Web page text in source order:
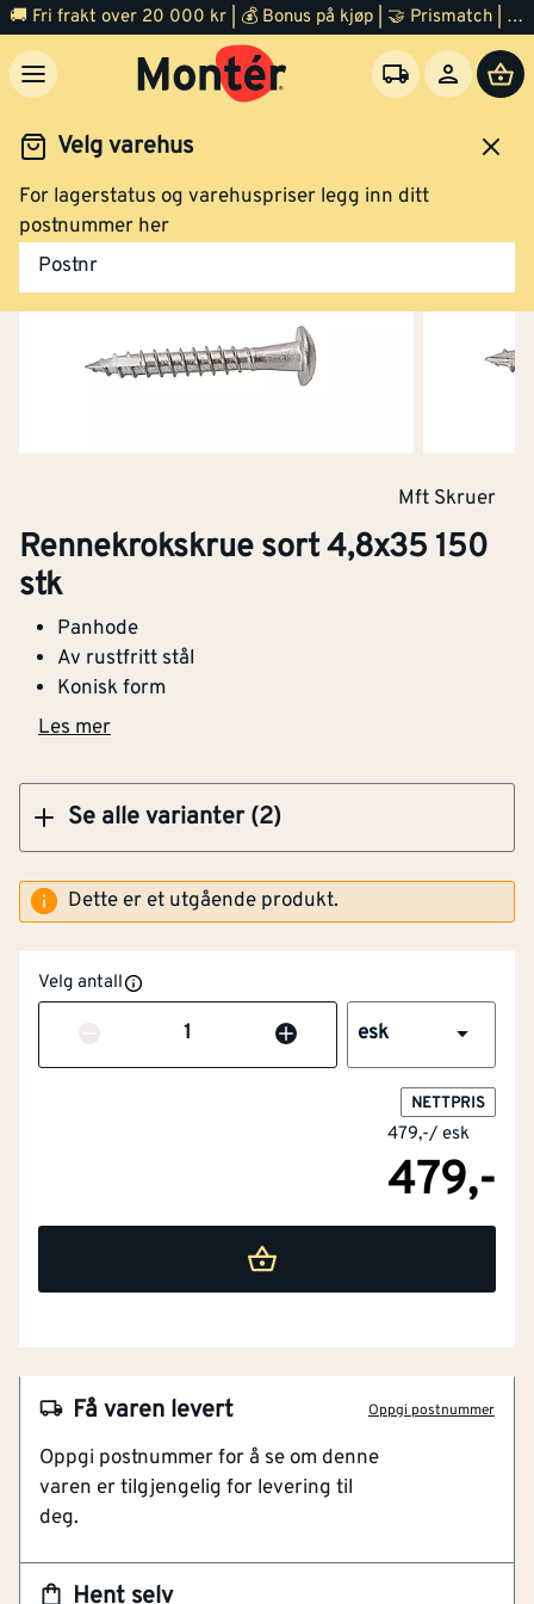
🚚 Fri frakt over 20 000 kr | 💰 Bonus på kjøp | 🤝 Prismatch | ⭐ 100% fornøyd garanti | 🏪 140 byggevarehus
Velg varehus
For lagerstatus og varehuspriser legg inn ditt
postnummer her
Postnr
Festemidler Skruer
Mft Skruer
Rennekrokskrue sort 4,8x35 150
stk
Panhode
Av rustfritt stål
Konisk form
Les mer
Se alle varianter (2)
Rennekrokskrue rustfri 4,8x35 150 stk
Rennekrokskrue sort 4,8x35 150 stk
Klikk og hent
Dette er et utgående produkt.
Velg antall
Antall esk
NETTPRIS
479,-/ esk
479,-
Hent selv
Få varen levert Oppgi postnummer
Oppgi postnummer for å se om denne
varen er tilgjengelig for levering til
deg.
Panhode
Konisk form
Korrosjonsklasse C4
TX20 bitsfeste
MFT Rennekrokskrue er produsert i rustfritt stål A2,